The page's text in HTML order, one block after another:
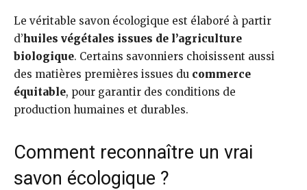
Le véritable savon écologique est élaboré à partir
d’huiles végétales issues de l’agriculture
biologique. Certains savonniers choisissent aussi
des matières premières issues du commerce
équitable, pour garantir des conditions de
production humaines et durables.
Comment reconnaître un vrai
savon écologique ?